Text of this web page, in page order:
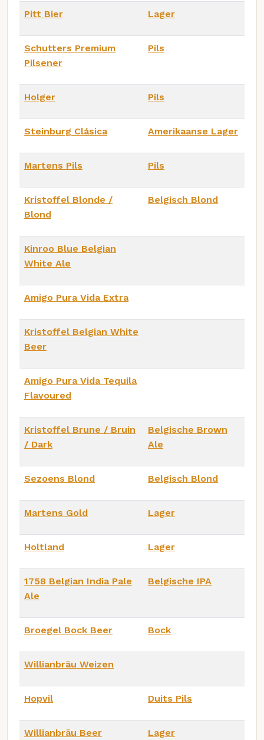
Pitt Bier Lager
Schutters Premium
Pilsener
Pils
Holger Pils
Steinburg Clásica Amerikaanse Lager
Martens Pils Pils
Kristoffel Blonde /
Blond
Belgisch Blond
Kinroo Blue Belgian
White Ale
Amigo Pura Vida Extra
Kristoffel Belgian White
Beer
Amigo Pura Vida Tequila
Flavoured
Kristoffel Brune / Bruin
/ Dark
Belgische Brown
Ale
Sezoens Blond Belgisch Blond
Martens Gold Lager
Holtland Lager
1758 Belgian India Pale
Ale
Belgische IPA
Broegel Bock Beer Bock
Willianbräu Weizen
Hopvil Duits Pils
Willianbräu Beer Lager